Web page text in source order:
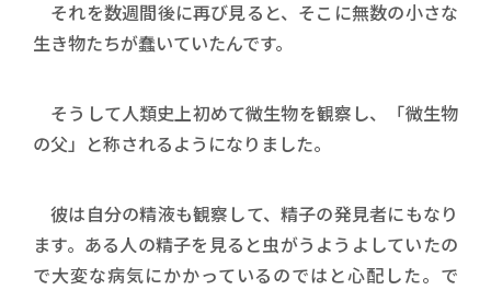
それを数週間後に再び見ると、そこに無数の小さな
生き物たちが蠢いていたんです。
そうして人類史上初めて微生物を観察し、「微生物
の父」と称されるようになりました。
彼は自分の精液も観察して、精子の発見者にもなり
ます。ある人の精子を見ると虫がうようよしていたの
で大変な病気にかかっているのではと心配した。で